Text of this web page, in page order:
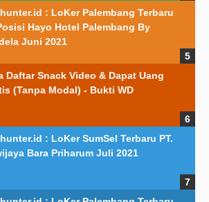
: LoKer Palembang Terbaru
Hayo Hotel Palembang By
Juni 2021
Daftar Snack Video & Dapat Uang
(Tanpa Modal) - Bukti WD
: LoKer SumSel Terbaru PT.
Bara Priharum Juli 2021